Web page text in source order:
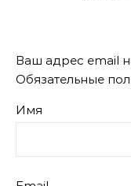
Ваш адрес email
Обязательные
Имя